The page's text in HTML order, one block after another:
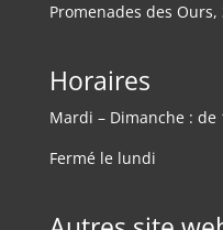
Promenades des Ours,
Horaires
Mardi – Dimanche : de
Fermé le lundi